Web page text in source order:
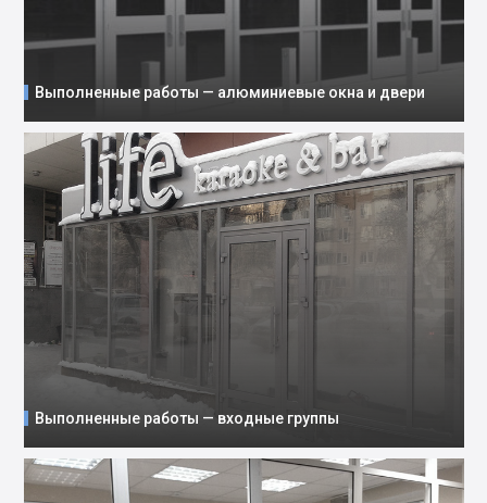
Выполненные работы — алюминиевые окна и двери
Выполненные работы — входные группы